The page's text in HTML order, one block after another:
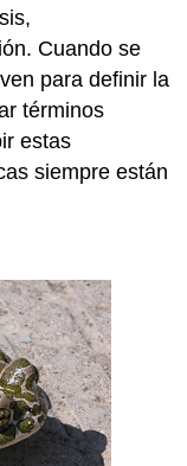
Cuando se
para definir la
términos
estas
siempre están